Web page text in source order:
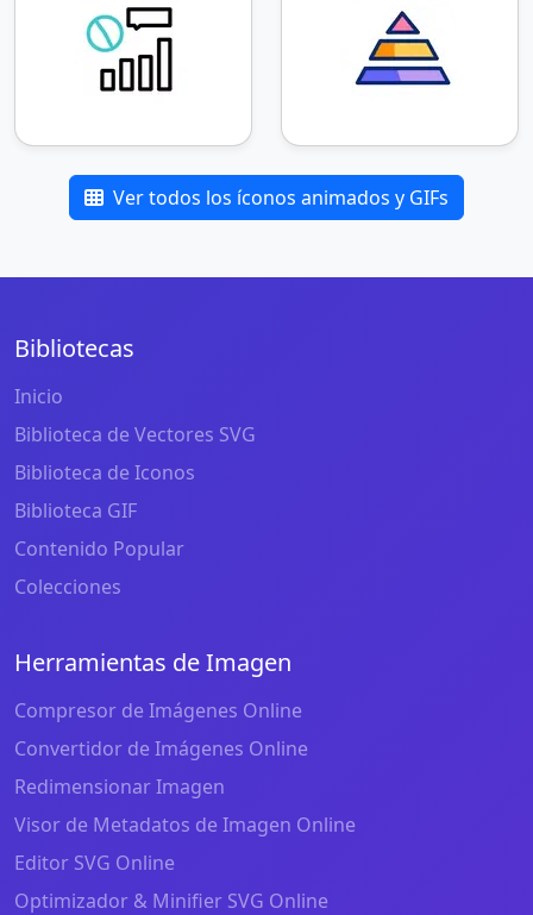
Ver todos los íconos animados y GIFs
Bibliotecas
Inicio
Biblioteca de Vectores SVG
Biblioteca de Iconos
Biblioteca GIF
Contenido Popular
Colecciones
Herramientas de Imagen
Compresor de Imágenes Online
Convertidor de Imágenes Online
Redimensionar Imagen
Visor de Metadatos de Imagen Online
Editor SVG Online
Optimizador & Minifier SVG Online